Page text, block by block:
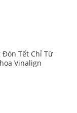
Đón Tết Chỉ Từ
Vinalign